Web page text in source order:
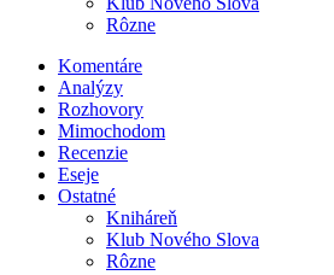
Rôzne
Komentáre
Analýzy
Rozhovory
Mimochodom
Recenzie
Eseje
Ostatné
Kniháreň
Klub Nového Slova
Rôzne